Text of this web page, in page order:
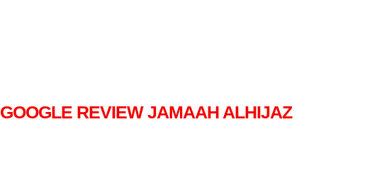
GOOGLE REVIEW JAMAAH ALHIJAZ